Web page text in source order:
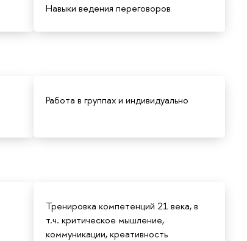
Навыки ведения переговоров
Работа в группах и индивидуально
Тренировка компетенций 21 века, в
т.ч. критическое мышление,
коммуникации, креативность